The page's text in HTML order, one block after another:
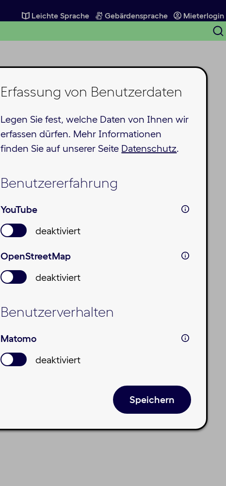
Erfassung von Benutzerdaten
Legen Sie fest, welche Daten von Ihnen wir
erfassen dürfen. Mehr Informationen
finden Sie auf unserer Seite Datenschutz.
Benutzererfahrung
YouTube
deaktiviert
OpenStreetMap
deaktiviert
Benutzerverhalten
Matomo
deaktiviert
Speichern
Leichte Sprache Gebärdensprache
Mieterlogin